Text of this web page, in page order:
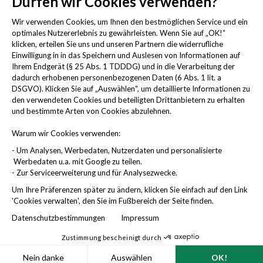
Wir verwenden Cookies, um Ihnen den bestmöglichen Service und ein
optimales Nutzererlebnis zu gewährleisten. Wenn Sie auf „OK!“
klicken, erteilen Sie uns und unseren Partnern die widerrufliche
Einwilligung in in das Speichern und Auslesen von Informationen auf
Ihrem Endgerät (§ 25 Abs. 1 TDDDG) und in die Verarbeitung der
dadurch erhobenen personenbezogenen Daten (6 Abs. 1 lit. a
DSGVO). Klicken Sie auf „Auswählen", um detaillierte Informationen zu
den verwendeten Cookies und beteiligten Drittanbietern zu erhalten
und bestimmte Arten von Cookies abzulehnen.
Warum wir Cookies verwenden:
- Um Analysen, Werbedaten, Nutzerdaten und personalisierte
Werbedaten u.a. mit Google zu teilen.
- Zur Serviceerweiterung und für Analysezwecke.
Um Ihre Präferenzen später zu ändern, klicken Sie einfach auf den Link
'Cookies verwalten', den Sie im Fußbereich der Seite finden.
Datenschutzbestimmungen
Impressum
Zustimmung bescheinigt durch
Nein danke Auswählen OK!
Häufige Fragen
Cookies verwalten
Rechtliche Hinweise
Impressum
AGB
Datenschutzbestimmungen
Sicherheit
Compliance
Barrierefreiheitserklärung
Widerruf erklären
©2026 BetterDoc. Alle Rechte vorbehalten.